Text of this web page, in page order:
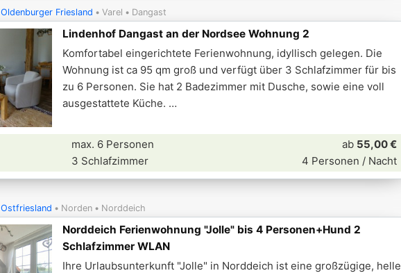
Oldenburger Friesland Varel Dangast
Lindenhof Dangast an der Nordsee Wohnung 2
Komfortabel eingerichtete Ferienwohnung, idyllisch gelegen. Die
Wohnung ist ca 95 qm groß und verfügt über 3 Schlafzimmer für bis
zu 6 Personen. Sie hat 2 Badezimmer mit Dusche, sowie eine voll
ausgestattete Küche.
max. 6 Personen
3 Schlafzimmer
ab 55,00 €
4 Personen / Nacht
Ostfriesland Norden Norddeich
Norddeich Ferienwohnung "Jolle" bis 4 Personen+Hund 2
Schlafzimmer WLAN
Ihre Urlaubsunterkunft "Jolle" in Norddeich ist eine großzügige, helle